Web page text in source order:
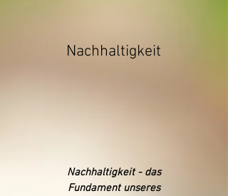
Nachhaltigkeit
Nachhaltigkeit - das
Fundament unseres